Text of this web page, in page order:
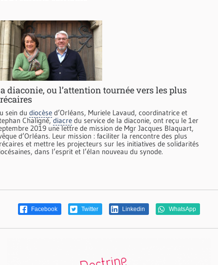
diaconie, ou l’attention tournée vers les plus
sein du diocèse d’Orléans, Muriele Lavaud, coordinatrice et
Chaligné,diacre du service de la diaconie, ont reçu le 1er
2019 une lettre de mission de Mgr Jacques Blaquart,
d’Orléans. Leur mission : faciliter la rencontre des plus
et mettre les projecteurs sur les initiatives de solidarités
dans l’esprit et l’élan nouveau du synode.
Facebook Twitter Linkedin WhatsApp